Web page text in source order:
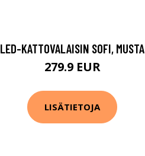
LED-KATTOVALAISIN SOFI, MUSTA
279.9 EUR
LISÄTIETOJA